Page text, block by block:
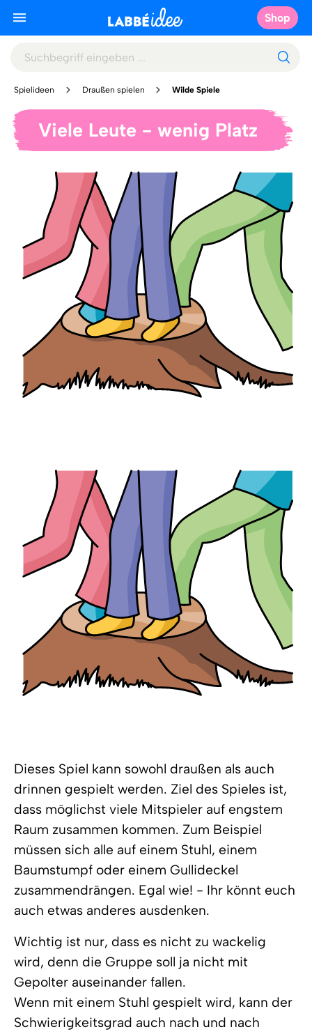
Shop
Spielideen Draußen spielen Wilde Spiele
Viele Leute - wenig Platz
Dieses Spiel kann sowohl draußen als auch
drinnen gespielt werden. Ziel des Spieles ist,
dass möglichst viele Mitspieler auf engstem
Raum zusammen kommen. Zum Beispiel
müssen sich alle auf einem Stuhl, einem
Baumstumpf oder einem Gullideckel
zusammendrängen. Egal wie! - Ihr könnt euch
auch etwas anderes ausdenken.
Wichtig ist nur, dass es nicht zu wackelig
wird, denn die Gruppe soll ja nicht mit
Gepolter auseinander fallen.
Wenn mit einem Stuhl gespielt wird, kann der
Schwierigkeitsgrad auch nach und nach